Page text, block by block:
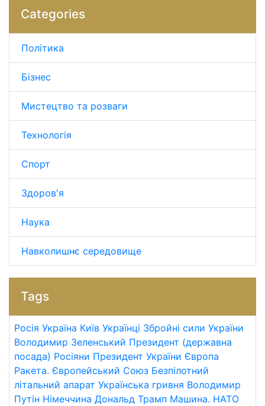
Categories
Політика
Бізнес
Мистецтво та розваги
Технологія
Спорт
Здоров'я
Наука
Навколишнє середовище
Tags
Росія Україна Київ Українці Збройні сили України
Володимир Зеленський Президент (державна
посада) Росіяни Президент України Європа
Ракета. Європейський Союз Безпілотний
літальний апарат Українська гривня Володимир
Путін Німеччина Дональд Трамп Машина. НАТО